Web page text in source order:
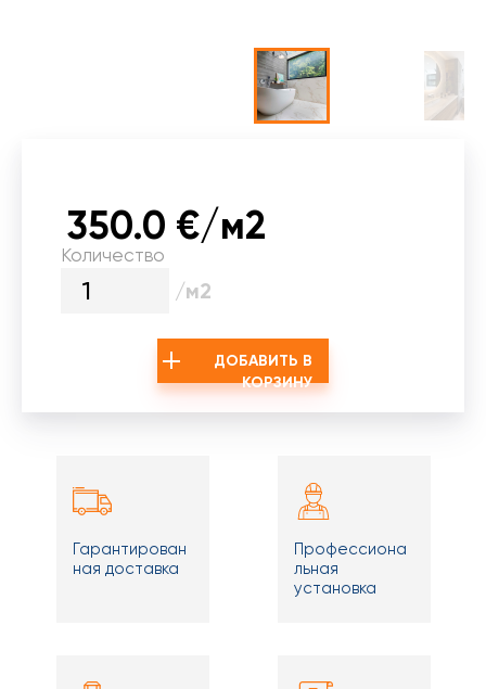
350.0 €/м2
Количество
/м2
ДОБАВИТЬ В
КОРЗИНУ
Гарантирован
ная доставка
Профессиона
льная
установка